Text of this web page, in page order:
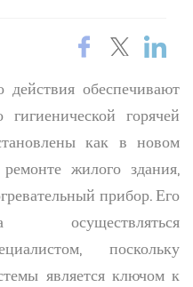
обеспечивают
горячей
как в новом
жилого здания,
прибор. Его
осуществляться
поскольку
является ключом к